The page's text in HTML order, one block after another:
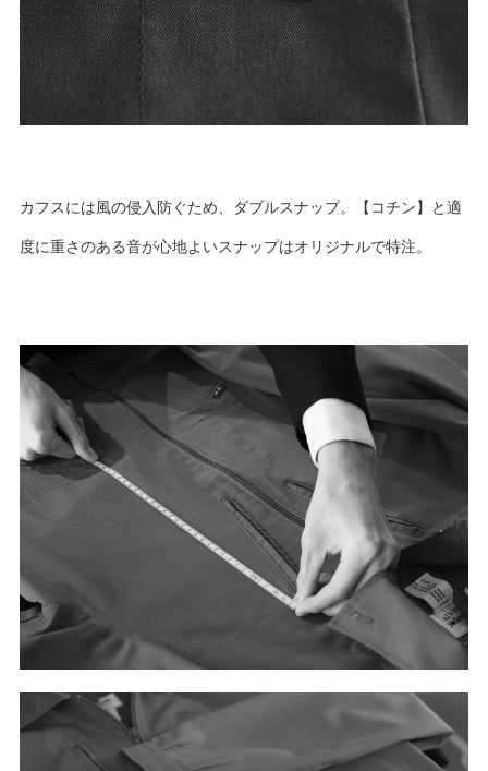
カフスには風の侵入防ぐため、ダブルスナップ。【コチン】と適
度に重さのある音が心地よいスナップはオリジナルで特注。